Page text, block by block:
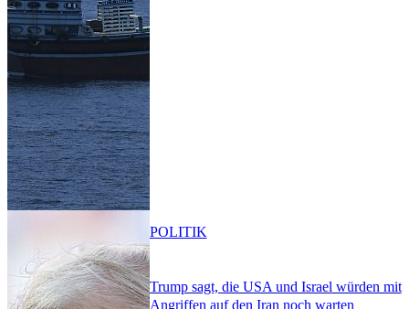
Trump sagt, die USA und Israel würden mit
Angriffen auf den Iran noch warten
POLITIK